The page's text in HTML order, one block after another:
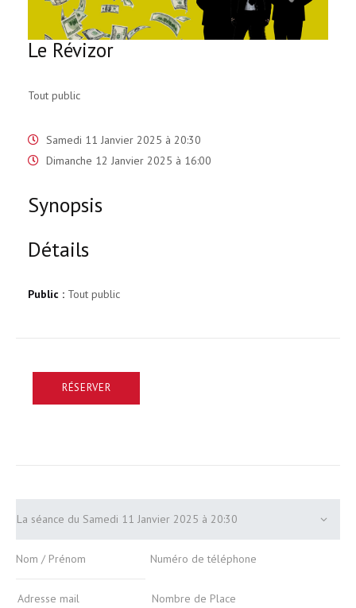
Le Révizor
Tout public
Samedi 11 Janvier 2025 à 20:30
Dimanche 12 Janvier 2025 à 16:00
Synopsis
Détails
Public : Tout public
RÉSERVER